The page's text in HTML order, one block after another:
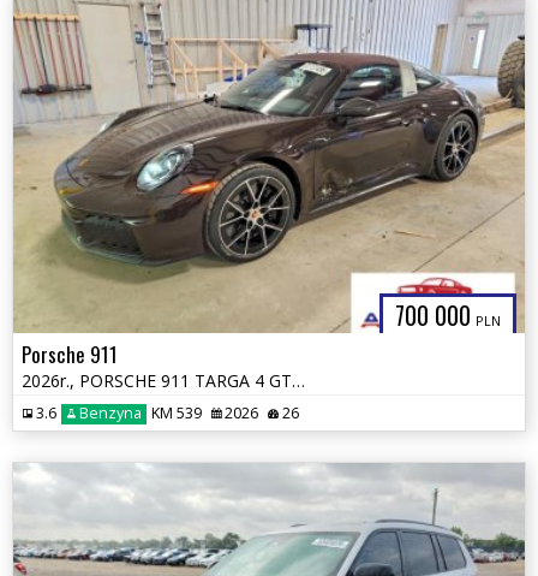
700 000 PLN
Porsche 911
2026r., PORSCHE 911 TARGA 4 GTS, 3.6L, od ubezpieczalni
3.6 Benzyna KM 539 2026 26